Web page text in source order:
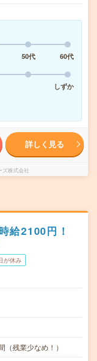
50代
60代
しずか
詳しく見る
株式会社
給2100円！
が休み
残業少なめ！）